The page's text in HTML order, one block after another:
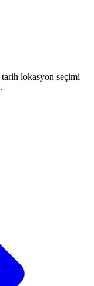
lokasyon seçimi